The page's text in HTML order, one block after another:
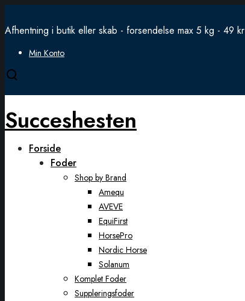
Afhentning i butik eller skab - forsendelse max 5 kg - 49 kr
Min Konto
Open
Succeshesten
Forside
Foder
Shop by Brand
Amequ
AVEVE
EquiFirst
HorsePro
Nordic Horse
Solanum
Komplet Foder
Suppleringsfoder